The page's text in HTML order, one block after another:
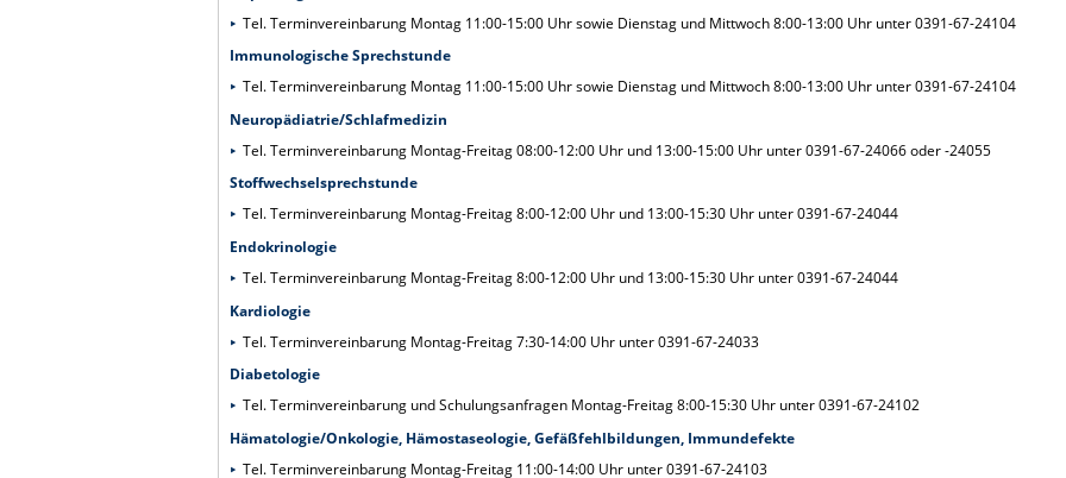
Tel. Terminvereinbarung Montag 11:00-15:00 Uhr sowie Dienstag und Mittwoch 8:00-13:00 Uhr unter 0391-67-24104
Immunologische Sprechstunde
Tel. Terminvereinbarung Montag 11:00-15:00 Uhr sowie Dienstag und Mittwoch 8:00-13:00 Uhr unter 0391-67-24104
Neuropädiatrie/Schlafmedizin
Tel. Terminvereinbarung Montag-Freitag 08:00-12:00 Uhr und 13:00-15:00 Uhr unter 0391-67-24066 oder -24055
Stoffwechselsprechstunde
Tel. Terminvereinbarung Montag-Freitag 8:00-12:00 Uhr und 13:00-15:30 Uhr unter 0391-67-24044
Endokrinologie
Tel. Terminvereinbarung Montag-Freitag 8:00-12:00 Uhr und 13:00-15:30 Uhr unter 0391-67-24044
Kardiologie
Tel. Terminvereinbarung Montag-Freitag 7:30-14:00 Uhr unter 0391-67-24033
Diabetologie
Tel. Terminvereinbarung und Schulungsanfragen Montag-Freitag 8:00-15:30 Uhr unter 0391-67-24102
Hämatologie/Onkologie, Hämostaseologie, Gefäßfehlbildungen, Immundefekte
Tel. Terminvereinbarung Montag-Freitag 11:00-14:00 Uhr unter 0391-67-24103